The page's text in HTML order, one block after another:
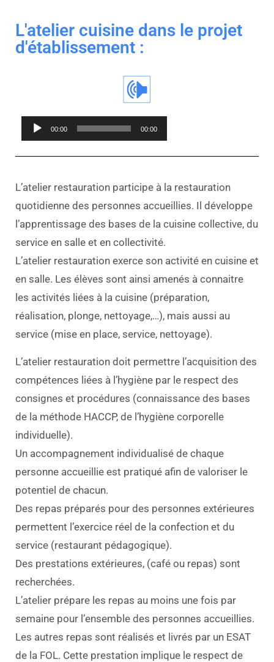
L'atelier cuisine dans le projet
d'établissement :
Lecteur
audio
00:00 00:00
L’atelier restauration participe à la restauration
quotidienne des personnes accueillies. Il développe
l’apprentissage des bases de la cuisine collective, du
service en salle et en collectivité.
L’atelier restauration exerce son activité en cuisine et
en salle. Les élèves sont ainsi amenés à connaitre
les activités liées à la cuisine (préparation,
réalisation, plonge, nettoyage,…), mais aussi au
service (mise en place, service, nettoyage).
L’atelier restauration doit permettre l’acquisition des
compétences liées à l’hygiène par le respect des
consignes et procédures (connaissance des bases
de la méthode HACCP, de l’hygiène corporelle
individuelle).
Un accompagnement individualisé de chaque
personne accueillie est pratiqué afin de valoriser le
potentiel de chacun.
Des repas préparés pour des personnes extérieures
permettent l’exercice réel de la confection et du
service (restaurant pédagogique).
Des prestations extérieures, (café ou repas) sont
recherchées.
L’atelier prépare les repas au moins une fois par
semaine pour l’ensemble des personnes accueillies.
Les autres repas sont réalisés et livrés par un ESAT
de la FOL. Cette prestation implique le respect de